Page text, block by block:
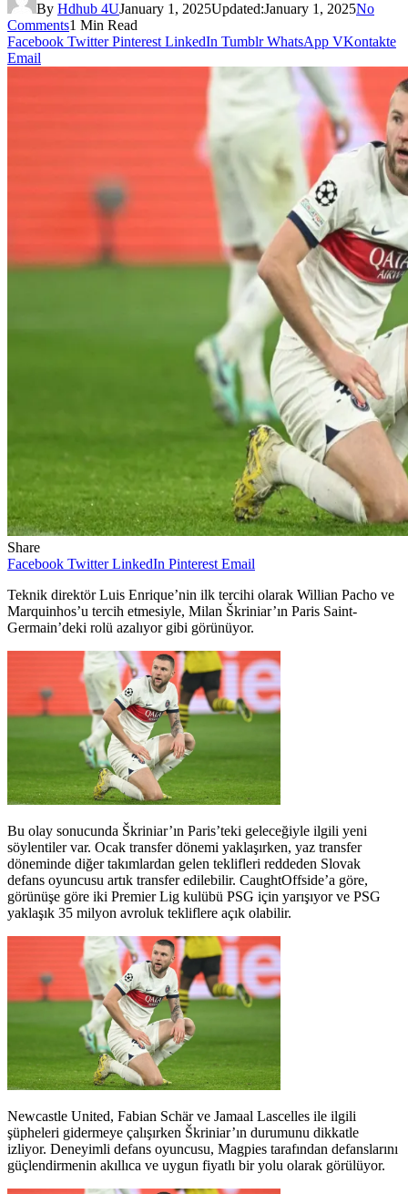
By Hdhub 4UJanuary 1, 2025Updated:January 1, 2025No
Comments1 Min Read
Facebook Twitter Pinterest LinkedIn Tumblr WhatsApp VKontakte
Email
Share
Facebook Twitter LinkedIn Pinterest Email
Teknik direktör Luis Enrique’nin ilk tercihi olarak Willian Pacho ve
Marquinhos’u tercih etmesiyle, Milan Škriniar’ın Paris Saint-
Germain’deki rolü azalıyor gibi görünüyor.
Bu olay sonucunda Škriniar’ın Paris’teki geleceğiyle ilgili yeni
söylentiler var. Ocak transfer dönemi yaklaşırken, yaz transfer
döneminde diğer takımlardan gelen teklifleri reddeden Slovak
defans oyuncusu artık transfer edilebilir. CaughtOffside’a göre,
görünüşe göre iki Premier Lig kulübü PSG için yarışıyor ve PSG
yaklaşık 35 milyon avroluk tekliflere açık olabilir.
Newcastle United, Fabian Schär ve Jamaal Lascelles ile ilgili
şüpheleri gidermeye çalışırken Škriniar’ın durumunu dikkatle
izliyor. Deneyimli defans oyuncusu, Magpies tarafından defanslarını
güçlendirmenin akıllıca ve uygun fiyatlı bir yolu olarak görülüyor.